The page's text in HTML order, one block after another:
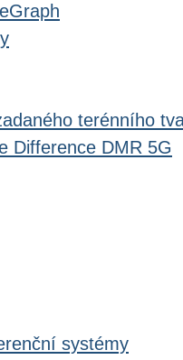
terénního
Difference DMR 5G
systémy